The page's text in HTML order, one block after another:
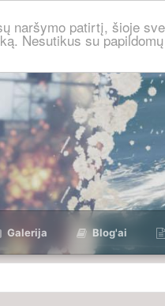
naršymo patirtį, šioje
Nesutikus su
Galerija Blog'ai